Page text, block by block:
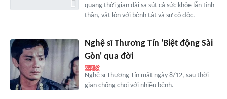
quãng thời gian dài sa sút cả sức khỏe lẫn tinh
thần, vật lộn với bệnh tật và sự cô độc.
Nghệ sĩ Thương Tín 'Biệt động Sài
Gòn' qua đời
Nghệ sĩ Thương Tín mất ngày 8/12, sau thời
gian chống chọi với nhiều bệnh.